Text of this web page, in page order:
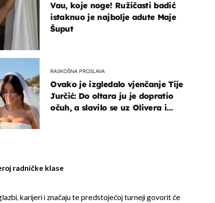
Vau, koje noge! Ružičasti badić
istaknuo je najbolje adute Maje
Šuput
RASKOŠNA PROSLAVA
Ovako je izgledalo vjenčanje Tije
Jurčić: Do oltara ju je dopratio
očuh, a slavilo se uz Olivera i
radničke klase
karijeri i značaju te predstojećoj turneji govorit će